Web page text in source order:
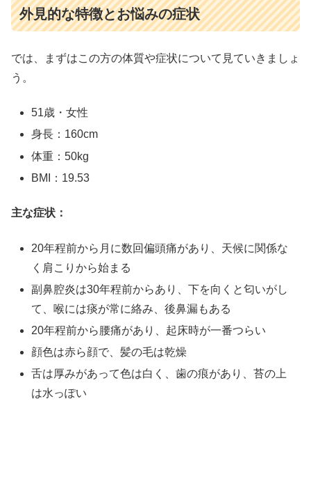
外見的な特徴とお悩みの症状
では、まずはこの方の体質や症状について見ていきましょ
う。
51歳・女性
身長：160cm
体重：50kg
BMI：19.53
主な症状：
20年程前から月に数回偏頭痛があり、天候に関係な
く肩こりから始まる
副鼻腔炎は30年程前からあり、下を向くと匂いがし
て、喉には痰が常に絡み、後鼻漏もある
20年程前から腰痛があり、起床時が一番つらい
顔色は赤ら顔で、髪の毛は乾燥
舌は厚みがあって色は白く、歯の痕があり、苔の上
は水っぽい